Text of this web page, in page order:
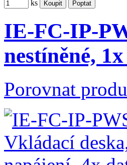
ks
IE-FC-IP-
nestíněné,
Porovnat